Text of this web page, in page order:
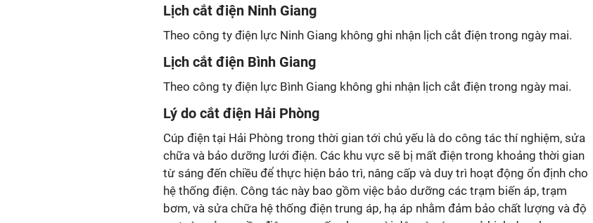
Lịch cắt điện Ninh Giang
Theo công ty điện lực Ninh Giang không ghi nhận lịch cắt điện trong ngày mai.
Lịch cắt điện Bình Giang
Theo công ty điện lực Bình Giang không ghi nhận lịch cắt điện trong ngày mai.
Lý do cắt điện Hải Phòng
Cúp điện tại Hải Phòng trong thời gian tới chủ yếu là do công tác thí nghiệm, sửa
chữa và bảo dưỡng lưới điện. Các khu vực sẽ bị mất điện trong khoảng thời gian
từ sáng đến chiều để thực hiện bảo trì, nâng cấp và duy trì hoạt động ổn định cho
hệ thống điện. Công tác này bao gồm việc bảo dưỡng các trạm biến áp, trạm
bơm, và sửa chữa hệ thống điện trung áp, hạ áp nhằm đảm bảo chất lượng và độ